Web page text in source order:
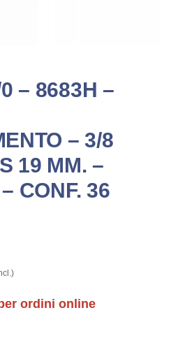
– 8683H –
– 3/8
19 MM. –
CONF. 36
ordini online